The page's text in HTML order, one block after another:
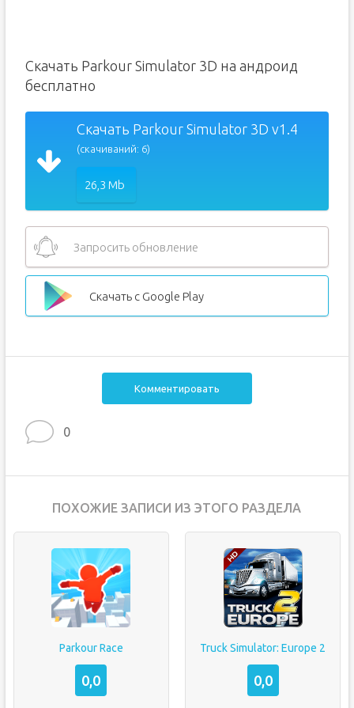
Скачать Parkour Simulator 3D на андроид
бесплатно
Скачать Parkour Simulator 3D v1.4
(скачиваний: 6)
26,3 Mb
Запросить обновление
Скачать с Google Play
Комментировать
0
ПОХОЖИЕ ЗАПИСИ ИЗ ЭТОГО РАЗДЕЛА
Parkour Race
0,0
Truck Simulator: Europe 2
0,0